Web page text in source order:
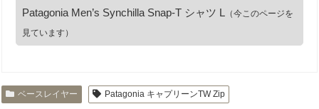
Patagonia Men’s Synchilla Snap-T シャツ L （今このページを
見ています）
ベースレイヤー Patagonia キャプリーンTW Zip